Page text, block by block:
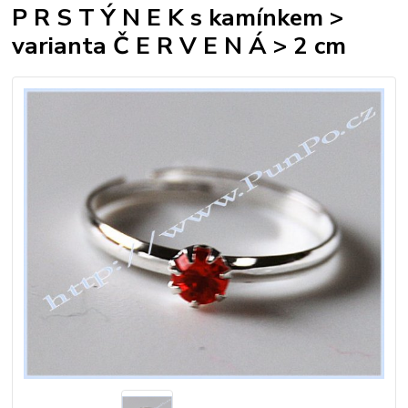
P R S T Ý N E K s kamínkem >
varianta Č E R V E N Á > 2 cm